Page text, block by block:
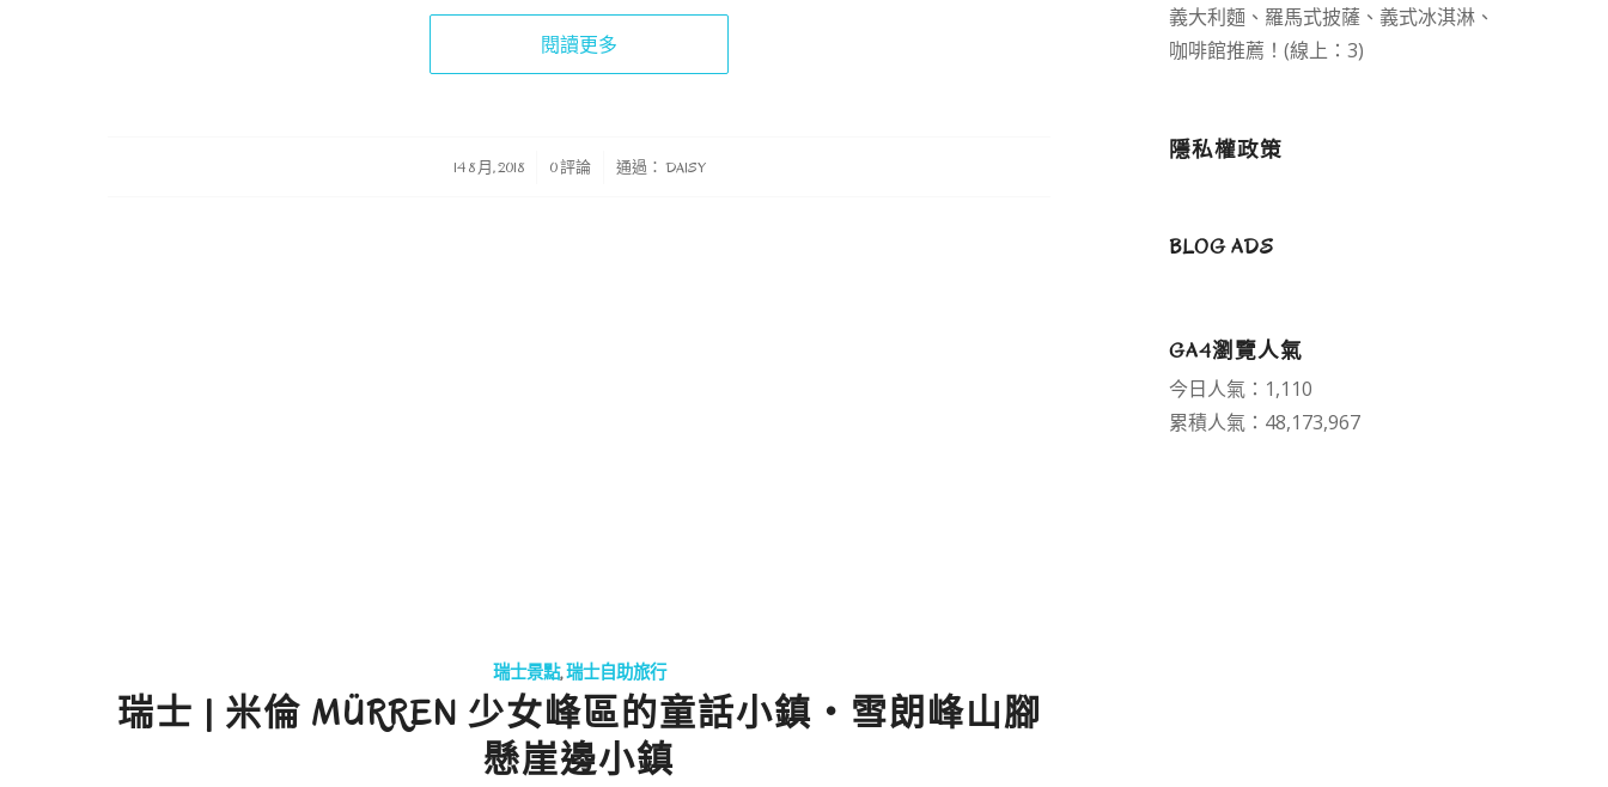
閱讀更多
14 8 月, 2018
/ 0 評論 通過： DAISY
瑞士景點,瑞士自助旅行
瑞士 | 米倫 MÜRREN 少女峰區的童話小鎮・雪朗峰山腳
懸崖邊小鎮
義大利麵、羅馬式披薩、義式冰淇淋、
咖啡館推薦！(線上：3)
隱私權政策
BLOG ADS
GA4瀏覽人氣
今日人氣：1,110
累積人氣：48,173,967